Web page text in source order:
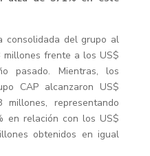
consolidada del grupo al
frente a los US$
pasado. Mientras, los
CAP alcanzaron US$
representando
en relación con los US$
obtenidos en igual